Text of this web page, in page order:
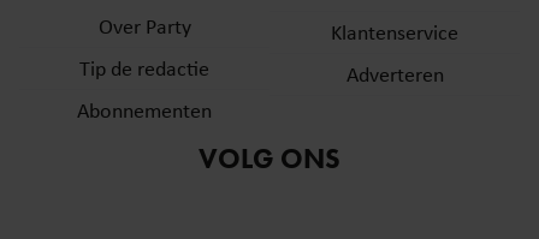
Over Party
Tip de redactie
Abonnementen
Klantenservice
Adverteren
VOLG ONS